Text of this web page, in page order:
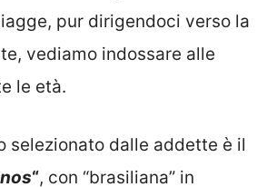
pur dirigendoci verso la
vediamo indossare alle
le età.
selezionato dalle addette è il
“, con “brasiliana” in